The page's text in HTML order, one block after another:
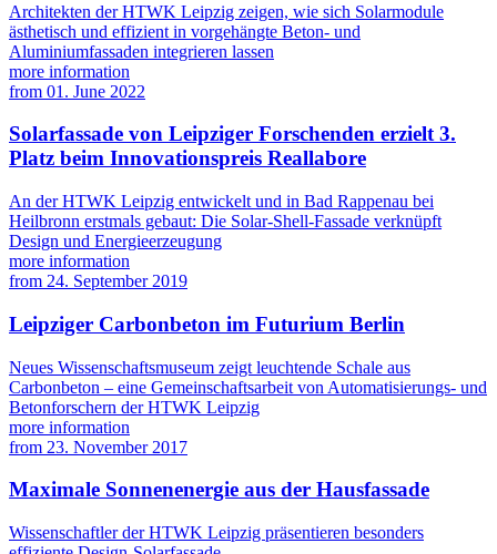
Architekten der HTWK Leipzig zeigen, wie sich Solarmodule
ästhetisch und effizient in vorgehängte Beton- und
Aluminiumfassaden integrieren lassen
more information
from 01. June 2022
Solarfassade von Leipziger Forschenden erzielt 3.
Platz beim Innovationspreis Reallabore
An der HTWK Leipzig entwickelt und in Bad Rappenau bei
Heilbronn erstmals gebaut: Die Solar-Shell-Fassade verknüpft
Design und Energieerzeugung
more information
from 24. September 2019
Leipziger Carbonbeton im Futurium Berlin
Neues Wissenschaftsmuseum zeigt leuchtende Schale aus
Carbonbeton – eine Gemeinschaftsarbeit von Automatisierungs- und
Betonforschern der HTWK Leipzig
more information
from 23. November 2017
Maximale Sonnenenergie aus der Hausfassade
Wissenschaftler der HTWK Leipzig präsentieren besonders